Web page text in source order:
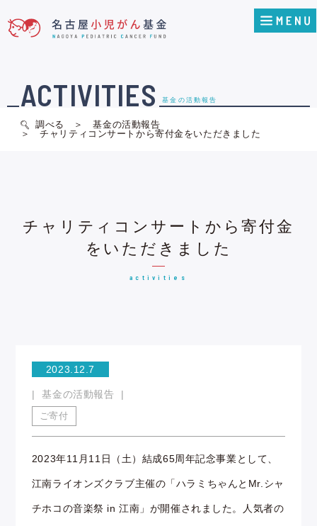
ACTIVITIES 基金の活動報告
調べる
基金の活動報告
チャリティコンサートから寄付金をいただきました
チャリティコンサートから寄付金
をいただきました
activities
2023.12.7
基金の活動報告
ご寄付
2023年11月11日（土）結成65周年記念事業として、
江南ライオンズクラブ主催の「ハラミちゃんとMr.シャ
チホコの音楽祭 in 江南」が開催されました。人気者の